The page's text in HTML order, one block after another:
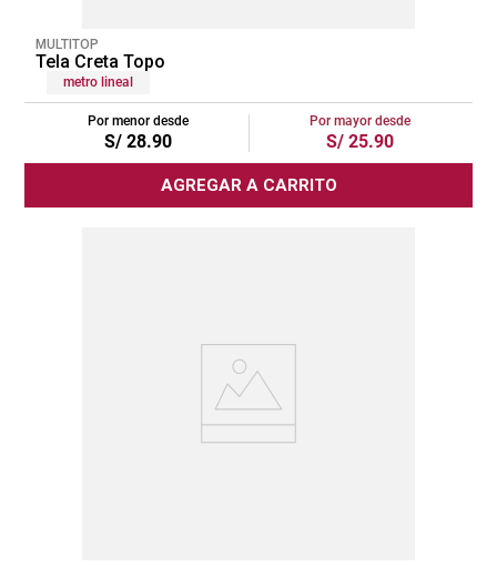
MULTITOP
Tela Creta Topo
metro lineal
Por menor desde
S/ 28.90
Por mayor desde
S/ 25.90
AGREGAR A CARRITO